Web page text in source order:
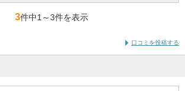
3件中1 ～3件を表示
口コミを投稿する